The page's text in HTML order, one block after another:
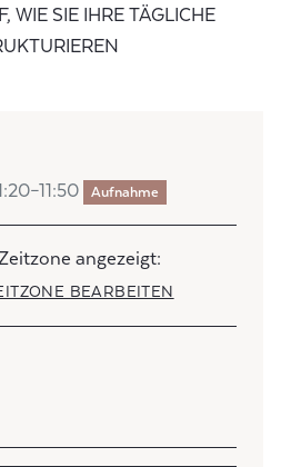
WIE SIE IHRE TÄGLICHE
Aufnahme
angezeigt:
BEARBEITEN